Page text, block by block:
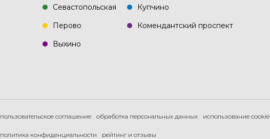
Севастопольская
Перово
Выхино
Купчино
Комендантский проспект
пользовательское соглашение обработка персональных данных использование cookie
политика конфиденциальности рейтинг и отзывы